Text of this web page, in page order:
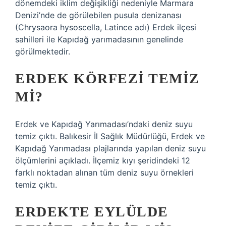
dönemdeki iklim değişikliği nedeniyle Marmara
Denizi’nde de görülebilen pusula denizanası
(Chrysaora hysoscella, Latince adı) Erdek ilçesi
sahilleri ile Kapıdağ yarımadasının genelinde
görülmektedir.
ERDEK KÖRFEZI TEMIZ
MI?
Erdek ve Kapıdağ Yarımadası’ndaki deniz suyu
temiz çıktı. Balıkesir İl Sağlık Müdürlüğü, Erdek ve
Kapıdağ Yarımadası plajlarında yapılan deniz suyu
ölçümlerini açıkladı. İlçemiz kıyı şeridindeki 12
farklı noktadan alınan tüm deniz suyu örnekleri
temiz çıktı.
ERDEKTE EYLÜLDE